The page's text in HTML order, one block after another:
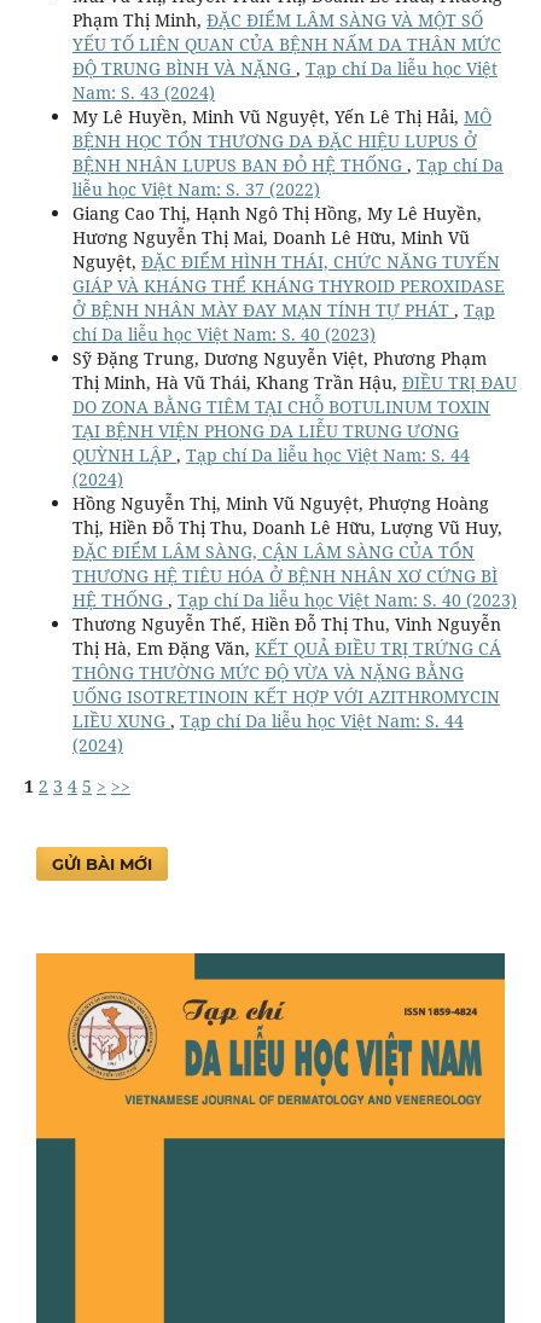
Phạm Thị Minh, ĐẶC ĐIỂM LÂM SÀNG VÀ MỘT SỐ
YẾU TỐ LIÊN QUAN CỦA BỆNH NẤM DA THÂN MỨC
ĐỘ TRUNG BÌNH VÀ NẶNG , Tạp chí Da liễu học Việt
Nam: S. 43 (2024)
My Lê Huyền, Minh Vũ Nguyệt, Yến Lê Thị Hải, MÔ
BỆNH HỌC TỔN THƯƠNG DA ĐẶC HIỆU LUPUS Ở
BỆNH NHÂN LUPUS BAN ĐỎ HỆ THỐNG , Tạp chí Da
liễu học Việt Nam: S. 37 (2022)
Giang Cao Thị, Hạnh Ngô Thị Hồng, My Lê Huyền,
Hương Nguyễn Thị Mai, Doanh Lê Hữu, Minh Vũ
Nguyệt, ĐẶC ĐIỂM HÌNH THÁI, CHỨC NĂNG TUYẾN
GIÁP VÀ KHÁNG THỂ KHÁNG THYROID PEROXIDASE
Ở BỆNH NHÂN MÀY ĐAY MẠN TÍNH TỰ PHÁT , Tạp
chí Da liễu học Việt Nam: S. 40 (2023)
Sỹ Đặng Trung, Dương Nguyễn Việt, Phương Phạm
Thị Minh, Hà Vũ Thái, Khang Trần Hậu, ĐIỀU TRỊ ĐAU
DO ZONA BẰNG TIÊM TẠI CHỖ BOTULINUM TOXIN
TẠI BỆNH VIỆN PHONG DA LIỄU TRUNG ƯƠNG
QUỲNH LẬP , Tạp chí Da liễu học Việt Nam: S. 44
(2024)
Hồng Nguyễn Thị, Minh Vũ Nguyệt, Phượng Hoàng
Thị, Hiền Đỗ Thị Thu, Doanh Lê Hữu, Lượng Vũ Huy,
ĐẶC ĐIỂM LÂM SÀNG, CẬN LÂM SÀNG CỦA TỔN
THƯƠNG HỆ TIÊU HÓA Ở BỆNH NHÂN XƠ CỨNG BÌ
HỆ THỐNG , Tạp chí Da liễu học Việt Nam: S. 40 (2023)
Thương Nguyễn Thế, Hiền Đỗ Thị Thu, Vinh Nguyễn
Thị Hà, Em Đặng Văn, KẾT QUẢ ĐIỀU TRỊ TRỨNG CÁ
THÔNG THƯỜNG MỨC ĐỘ VỪA VÀ NẶNG BẰNG
UỐNG ISOTRETINOIN KẾT HỢP VỚI AZITHROMYCIN
LIỀU XUNG , Tạp chí Da liễu học Việt Nam: S. 44
(2024)
1 2 3 4 5 > >>
GỬI BÀI MỚI